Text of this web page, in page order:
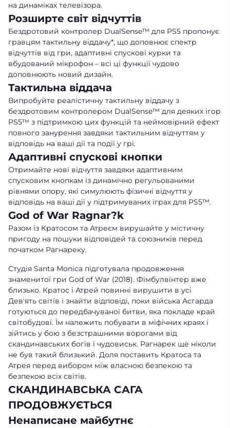
на динаміках телевізора.
Розширте світ відчуттів
Бездротовий контролер DualSense™ для PS5 пропонує
гравцям тактильну віддачу*, що доповнює спектр
відчуттів від гри, адаптивні спускові курки та
вбудований мікрофон – всі ці функції чудово
доповнюють новий дизайн.
Тактильна віддача
Випробуйте реалістичну тактильну віддачу з
бездротовим контролером DualSense™ для деяких ігор
PS5™ з підтримкою цих функцій та неймовірний ефект
повного занурення завдяки тактильним відчуттям у
відповідь на ваші дії та події у грі.
Адаптивні спускові кнопки
Отримайте нові відчуття завдяки адаптивним
спусковим кнопкам із динамічно регульованими
рівнями опору, які симулюють фізичні відчуття у
відповідь на ваші дії у підтримуваних іграх для PS5™.
God of War Ragnar?k
Разом із Кратосом та Атреєм вирушайте у містичну
пригоду на пошуки відповідей та союзників перед
початком Рагнареку.
Студія Santa Monica підготувала продовження
знаменитої гри God of War (2018). Фімбулвінтер вже
близько. Кратос і Атрей повинні вирушити в усі
Дев'ять світів і знайти відповіді, поки війська Асгарда
готуються до передбачуваної битви, яка покладе край
світобудові. Їм належить побувати в міфічних краях і
зійтись у бою з безстрашними ворогами від
скандинавських богів і чудовиськ. Рагнарек ще ніколи
не був такий близький. Доля поставить Кратоса та
Атрея перед вибором між власною безпекою та
безпекою всіх світів.
СКАНДИНАВСЬКА САГА
ПРОДОВЖУЄТЬСЯ
Ненаписане майбутнє